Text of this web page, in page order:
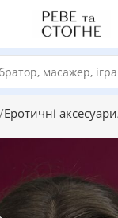
Еротичні аксесуари